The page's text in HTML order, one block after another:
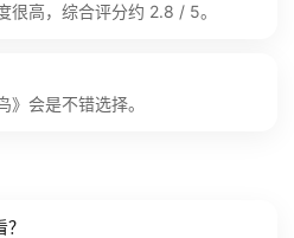
很高，综合评分约 2.8 / 5。
会是不错选择。